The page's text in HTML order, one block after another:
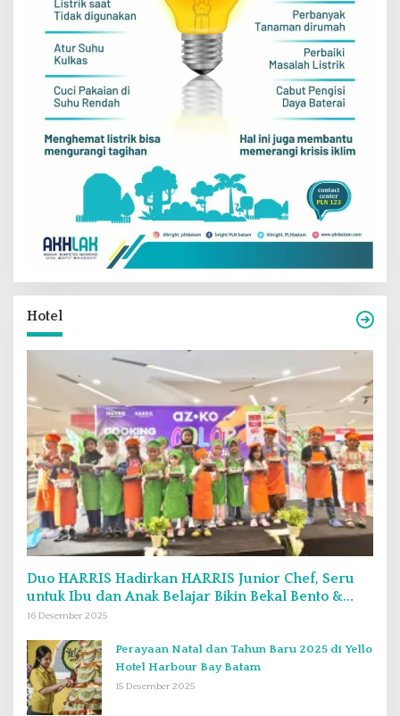
Hotel
Duo HARRIS Hadirkan HARRIS Junior Chef, Seru
untuk Ibu dan Anak Belajar Bikin Bekal Bento &
Kimbab
16 Desember 2025
Perayaan Natal dan Tahun Baru 2025 di Yello
Hotel Harbour Bay Batam
15 Desember 2025